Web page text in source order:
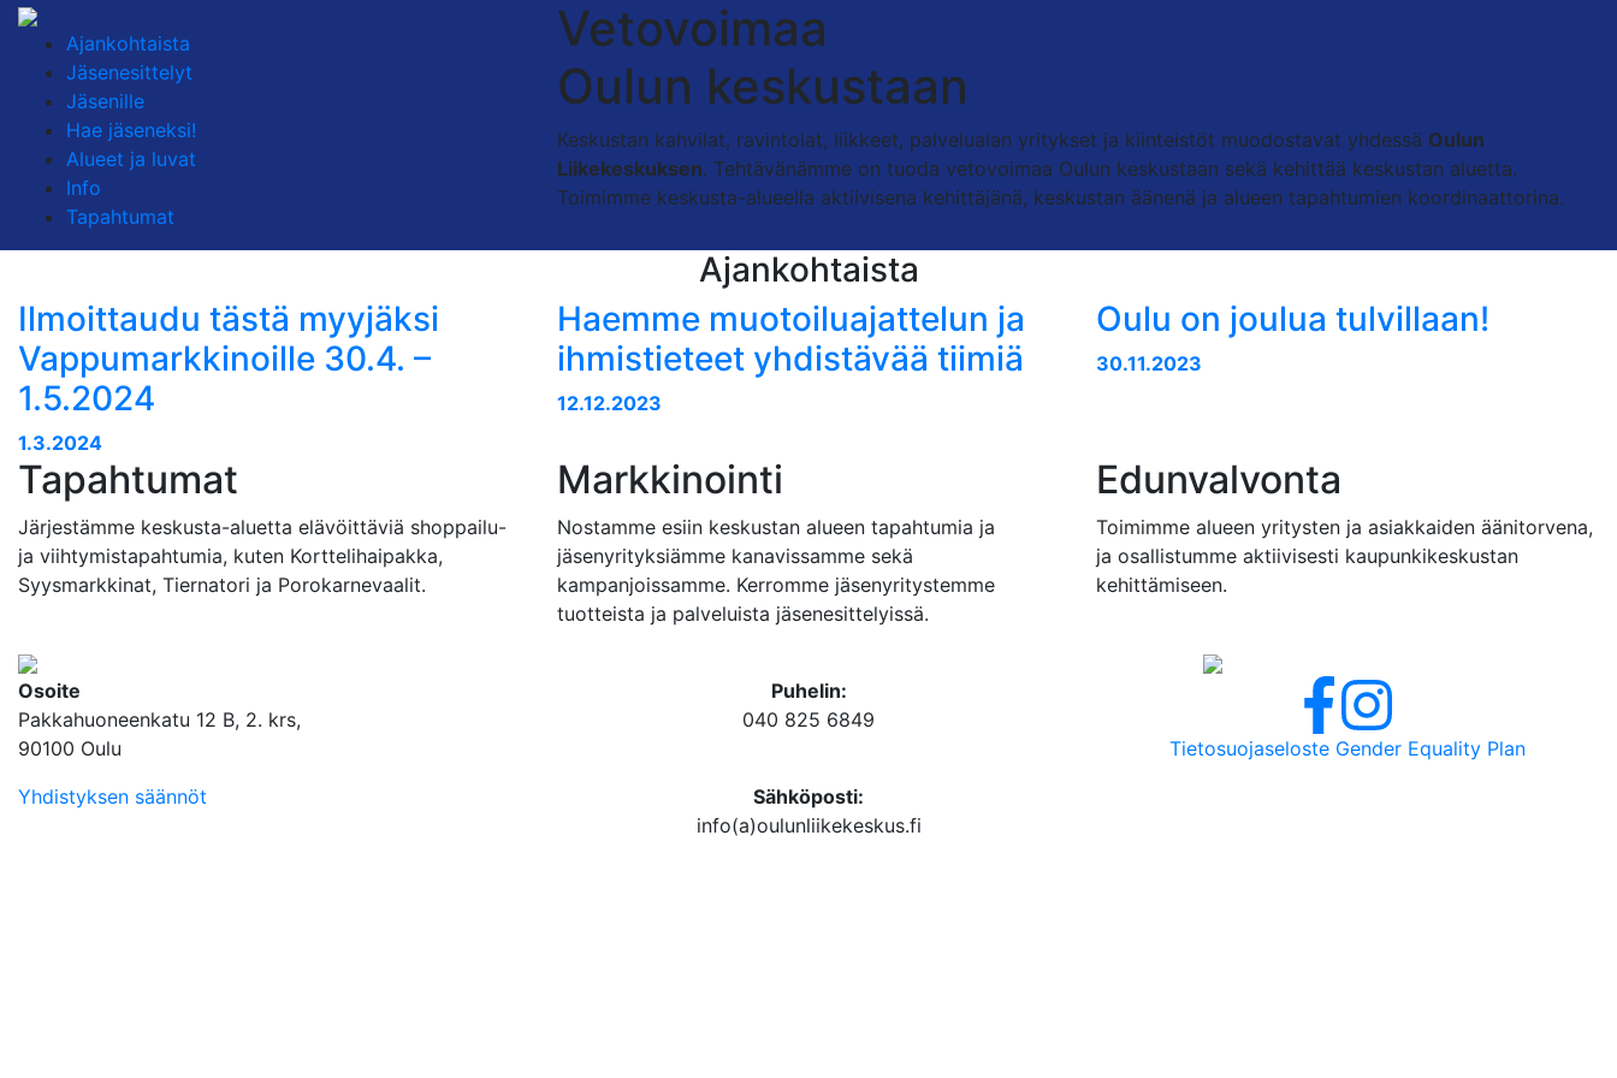
Ajankohtaista
Jäsenesittelyt
Jäsenille
Hae jäseneksi!
Alueet ja luvat
Info
Tapahtumat
Vetovoimaa
Oulun keskustaan
Keskustan kahvilat, ravintolat, liikkeet, palvelualan yritykset ja kiinteistöt muodostavat yhdessä Oulun
Liikekeskuksen. Tehtävänämme on tuoda vetovoimaa Oulun keskustaan sekä kehittää keskustan aluetta.
Toimimme keskusta-alueella aktiivisena kehittäjänä, keskustan äänenä ja alueen tapahtumien koordinaattorina.
Ajankohtaista
Ilmoittaudu tästä myyjäksi
Vappumarkkinoille 30.4. –
1.5.2024
1.3.2024
Haemme muotoiluajattelun ja
ihmistieteet yhdistävää tiimiä
12.12.2023
Oulu on joulua tulvillaan!
30.11.2023
Tapahtumat
Järjestämme keskusta-aluetta elävöittäviä shoppailu-
ja viihtymistapahtumia, kuten Korttelihaipakka,
Syysmarkkinat, Tiernatori ja Porokarnevaalit.
Markkinointi
Nostamme esiin keskustan alueen tapahtumia ja
jäsenyrityksiämme kanavissamme sekä
kampanjoissamme. Kerromme jäsenyritystemme
tuotteista ja palveluista jäsenesittelyissä.
Edunvalvonta
Toimimme alueen yritysten ja asiakkaiden äänitorvena,
ja osallistumme aktiivisesti kaupunkikeskustan
kehittämiseen.
Osoite
Pakkahuoneenkatu 12 B, 2. krs,
90100 Oulu
Yhdistyksen säännöt
Puhelin:
040 825 6849
Sähköposti:
info(a)oulunliikekeskus.fi
Tietosuojaseloste Gender Equality Plan